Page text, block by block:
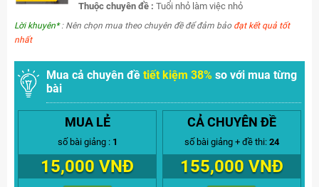
Thuộc chuyên đề : Tuổi nhỏ làm việc nhỏ
Lời khuyên*: Nên chọn mua theo chuyên đề để đảm bảo đạt kết quả tốt
nhất
Mua cả chuyên đề tiết kiệm 38% so với mua từng
bài
MUA LẺ
số bài giảng : 1
15,000 VNĐ
CẢ CHUYÊN ĐỀ
số bài giảng + đề thi: 24
155,000 VNĐ